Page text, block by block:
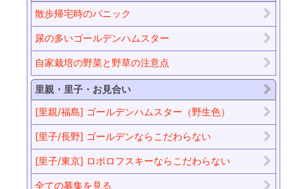
散歩帰宅時のパニック
尿の多いゴールデンハムスター
自家栽培の野菜と野草の注意点
里親・里子・お見合い
[里親/福島] ゴールデンハムスター（野生色）
[里子/長野] ゴールデンならこだわらない
[里子/東京] ロボロフスキーならこだわらない
全ての募集を見る